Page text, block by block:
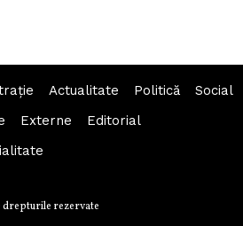
Actualitate Politică
Social
Externe
Editorial
drepturile rezervate